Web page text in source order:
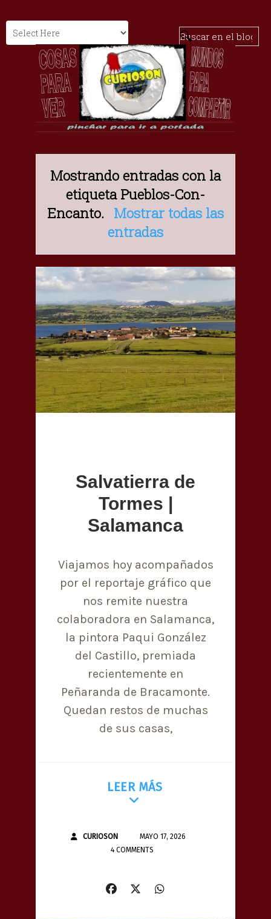
Mostrando entradas con la
etiqueta Pueblos-Con-
Encanto. Mostrar todas las
entradas
Salvatierra de
Tormes |
Salamanca
Viajamos hoy acompañados
por el reportaje gráfico que
nos remite nuestra
colaboradora en Salamanca,
la pintora Paqui González
del Castillo, premiada
recientemente en
Peñaranda de Bracamonte.
Quedan restos de muchas
de sus casas,
LEER MÁS
CURIOSON
MAYO 17, 2026
4 COMMENTS